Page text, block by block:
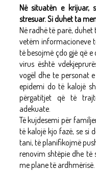
Në situatën e krijuar,
stresuar. Si duhet ta
Në radhë të parë, duhet
vetëm informacioneve
të besojmë çdo gjë që
virus është
vogël dhe te personat
epidemi do të kalojë
përgatitjet që të
adekuate.
Të kujdesemi për
të kalojë kjo fazë, se si
tani, të planifikojmë
renovim shtëpie dhe të
me plane të ardhmërisë.